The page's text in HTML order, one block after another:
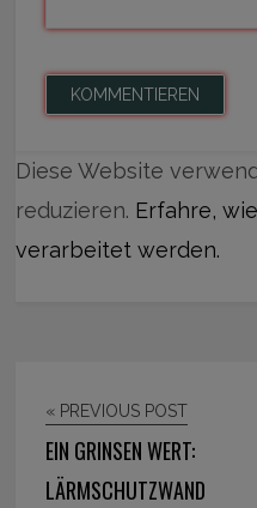
Diese Website
reduzieren. Erfahre,
verarbeitet werden.
« PREVIOUS POST
EIN GRINSEN WERT:
LÄRMSCHUTZWAND